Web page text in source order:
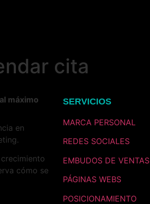
cita
máximo
en
crecimiento
cómo se
SERVICIOS
MARCA PERSONAL
REDES SOCIALES
EMBUDOS DE VENTAS
PÁGINAS WEBS
POSICIONAMIENTO